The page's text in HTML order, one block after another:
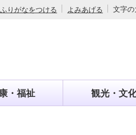
ふりがなをつける よみあげる 文字の
・福祉 観光・文